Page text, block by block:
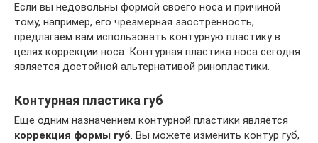
Если вы недовольны формой своего носа и причиной
тому, например, его чрезмерная заостренность,
предлагаем вам использовать контурную пластику в
целях коррекции носа. Контурная пластика носа сегодня
является достойной альтернативой ринопластики.
Контурная пластика губ
Еще одним назначением контурной пластики является
коррекция формы губ. Вы можете изменить контур губ,